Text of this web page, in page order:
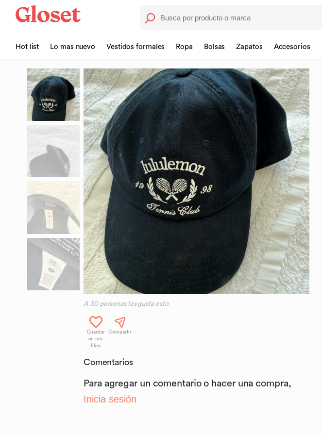
Hot list Lo mas nuevo Vestidos formales Ropa Bolsas Zapatos Accesorios
A 30personas les gusta esto
Guardar
en mis
likes
Compartir
Comentarios
Para agregar un comentario o hacer una compra,
Inicia sesión